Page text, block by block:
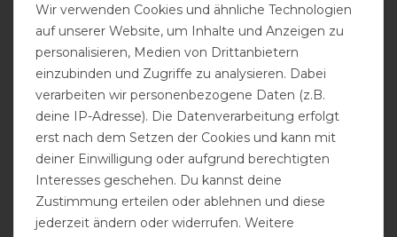
Kentucky Horsewear
Neck All weather
waterproof pro Halsteil
99,99 € *
Kentucky Horsewear
Halsteil All Weather
Classic navy 150g
59,99 € *
Wir verwenden Cookies und ähnliche Technologien
auf unserer Website, um Inhalte und Anzeigen zu
personalisieren, Medien von Drittanbietern
einzubinden und Zugriffe zu analysieren. Dabei
verarbeiten wir personenbezogene Daten (z.B.
deine IP-Adresse). Die Datenverarbeitung erfolgt
erst nach dem Setzen der Cookies und kann mit
deiner Einwilligung oder aufgrund berechtigten
Interesses geschehen. Du kannst deine
Zustimmung erteilen oder ablehnen und diese
jederzeit ändern oder widerrufen. Weitere